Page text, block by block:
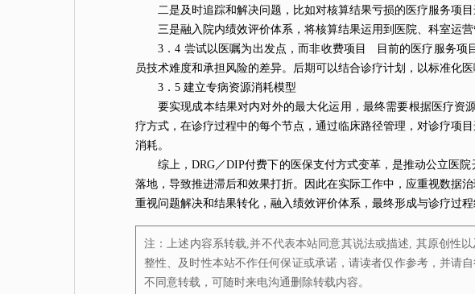
二是及时追踪和解决问题，比如对核算结果亏损的医疗服务项
三是融入院内绩效评价体系，将核算结果运用到医院、科室运
3．4 尝试以医嘱为出发点，而非收费项目 目前的医疗服务项
员技术难度和承担风险的差异。后期可以结合诊疗计划，以标准化
3．5 建立专病资源消耗模型
要实现成本结果对内对外的最大化运用，最终需要根据医疗
疗方式，在诊疗过程中的每个节点，通过临床路径管理，对诊疗项
消耗。
综上，DRG／DIP付费下的医保支付方式变革，是推动公立医
落地，导致推进滞后和效果打折。因此在实际工作中，应重视数据
重视问题解决和结果转化，融入绩效评价体系，最终形成与诊疗过
注：上述内容系转载,并不代表本站同意其说法或描述, 其原创性
整性、及时性本站不作任何保证或承诺，请读者仅作参考，并请
不同意转载，可随时来电沟通删除转载内容。